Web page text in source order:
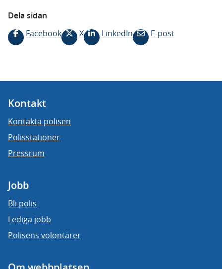
Dela sidan
Facebook
X LinkedIn E-post
Kontakt
Kontakta polisen
Polisstationer
Pressrum
Jobb
Bli polis
Lediga jobb
Polisens volontärer